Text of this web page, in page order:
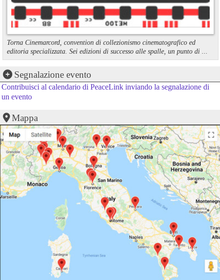
Torna Cinemarcord, convention di collezionismo cinematografico ed
editoria specializzata. Sei edizioni di successo alle spalle, un punto di ...
Segnalazione evento
Contribuisci al calendario di PeaceLink inviando la segnalazione di
un evento
Mappa